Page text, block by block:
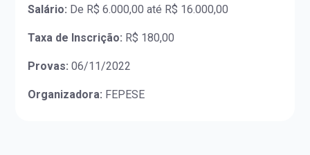
Salário: De R$ 6.000,00 até R$ 16.000,00
Taxa de Inscrição: R$ 180,00
Provas: 06/11/2022
Organizadora: FEPESE